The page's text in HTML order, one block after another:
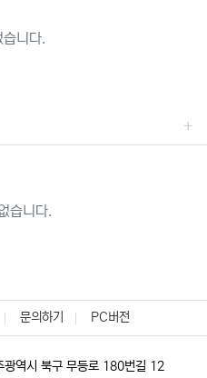
니다.
습니다.
문의하기 PC버전
광역시 북구 무등로 180번길 12